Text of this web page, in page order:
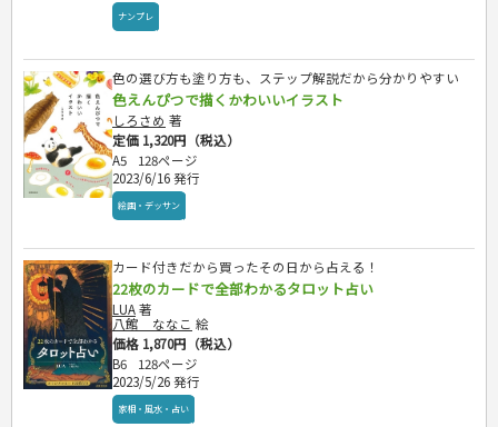
ナンプレ
色の選び方も塗り方も、ステップ解説だから分かりやすい
色えんぴつで描くかわいいイラスト
しろさめ 著
定価 1,320円（税込）
A5
128ページ
2023/6/16 発行
絵画・デッサン
カード付きだから買ったその日から占える！
22枚のカードで全部わかるタロット占い
LUA著
八館 ななこ 絵
価格 1,870円（税込）
B6
128ページ
2023/5/26 発行
家相・風水・占い